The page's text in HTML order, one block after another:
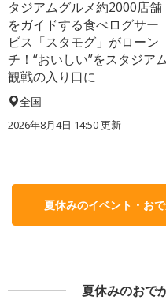
タジアムグルメ約2000店舗
をガイドする食べログサー
ビス「スタモグ」がローン
チ！“おいしい”をスタジア
観戦の入り口に
全国
2026年8月4日 14:50更新
夏休みのイベント・お
夏休みのおで